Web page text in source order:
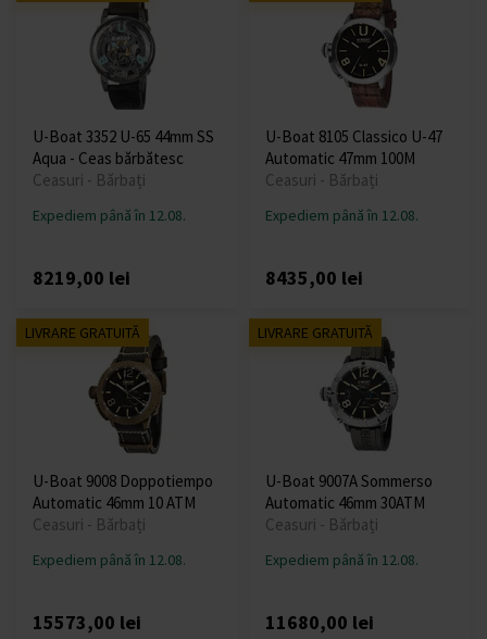
U-Boat 3352 U-65 44mm SS
Aqua - Ceas bărbătesc
Ceasuri - Bărbați
Expediem până în 12.08.
8219,00 lei
U-Boat 8105 Classico U-47
Automatic 47mm 100M
Ceasuri - Bărbați
Expediem până în 12.08.
8435,00 lei
LIVRARE GRATUITĂ
U-Boat 9008 Doppotiempo
Automatic 46mm 10 ATM
Ceasuri - Bărbați
Expediem până în 12.08.
15573,00 lei
LIVRARE GRATUITĂ
U-Boat 9007A Sommerso
Automatic 46mm 30ATM
Ceasuri - Bărbați
Expediem până în 12.08.
11680,00 lei